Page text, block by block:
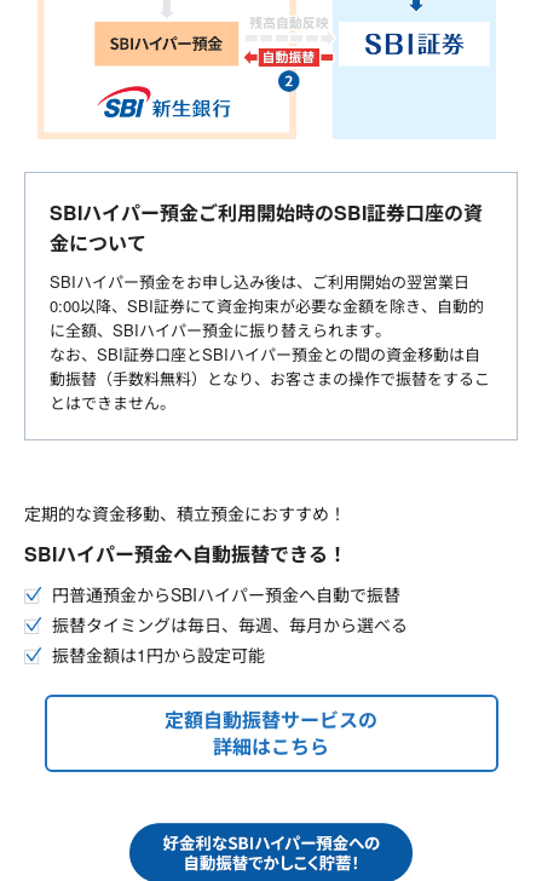
SBIハイパー預金ご利用開始時のSBI証券口座の資
金について
SBIハイパー預金をお申し込み後は、ご利用開始の翌営業日
0:00以降、SBI証券にて資金拘束が必要な金額を除き、自動的
に全額、SBIハイパー預金に振り替えられます。
なお、SBI証券口座とSBIハイパー預金との間の資金移動は自
動振替（手数料無料）となり、お客さまの操作で振替をするこ
とはできません。
定期的な資金移動、積立預金におすすめ！
SBIハイパー預金へ自動振替できる！
円普通預金からSBIハイパー預金へ自動で振替
振替タイミングは毎日、毎週、毎月から選べる
振替金額は1円から設定可能
定額自動振替サービスの
詳細はこちら